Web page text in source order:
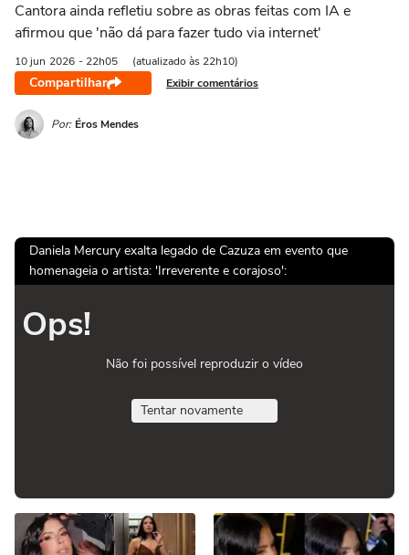
Cantora ainda refletiu sobre as obras feitas com IA e
afirmou que 'não dá para fazer tudo via internet'
10 jun 2026 - 22h05 (atualizado às 22h10)
Compartilhar Exibir comentários
Por: Éros Mendes
Daniela Mercury exalta legado de Cazuza em evento que
homenageia o artista: 'Irreverente e corajoso':
Ops!
Não foi possível reproduzir o vídeo
Tentar novamente